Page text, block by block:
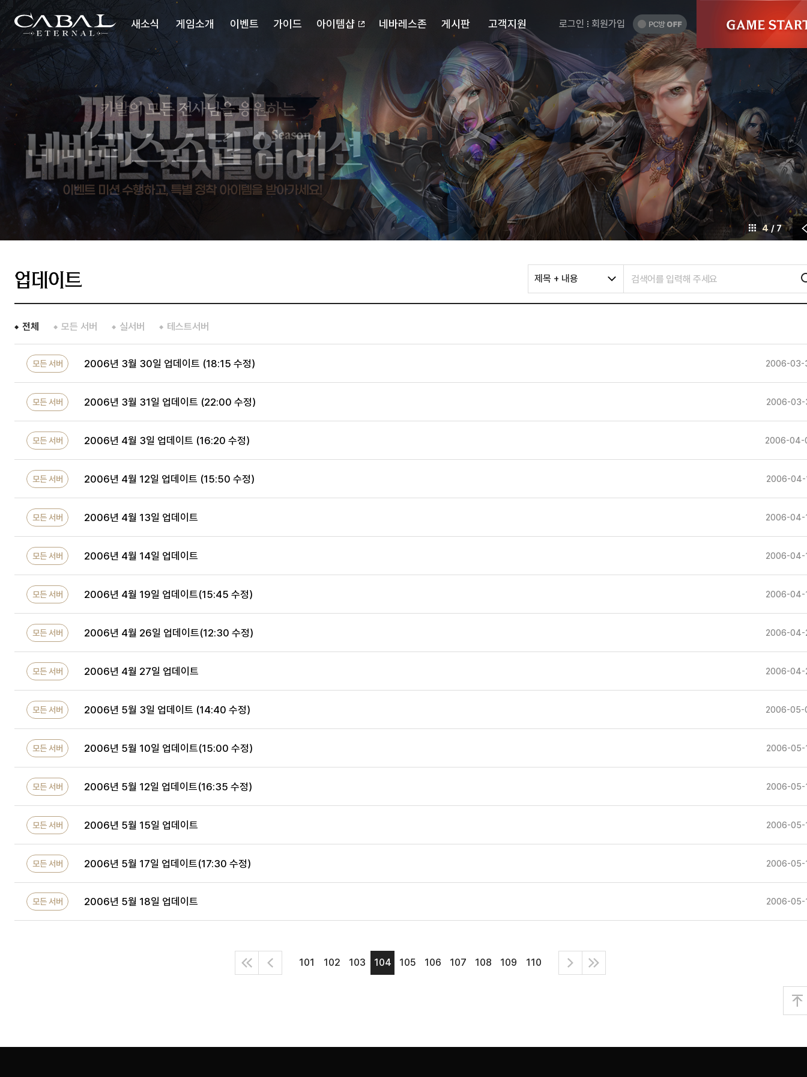
CABAL
TRANSCENDENCE
요
뉴
새소식
이슈 플러스
게임소개
세계관
시놉시스
배틀스타일
미디어
업데이트리뷰
이벤트 가이드 아이템샵 네바레스존
랭킹
게시판
자유게시판
공략게시판
고객지원
다운로드
고객센터
마이페이지
로그인 회원가입
PC
방
OFF
시
작
하
기
스
4 / 7
업데이트 제목 + 내용
전체 모든 서버 실서버 테스트서버
모든 서버 2006년 3월 30일 업데이트 (18:15 수정) 2006-03-
모든 서버 2006년 3월 31일 업데이트 (22:00 수정) 2006-03-
모든 서버 2006년 4월 3일 업데이트 (16:20 수정) 2006-04-
모든 서버 2006년 4월 12일 업데이트 (15:50 수정) 2006-04-
모든 서버 2006년 4월 13일 업데이트 2006-04-
모든 서버 2006년 4월 14일 업데이트 2006-04-
모든 서버 2006년 4월 19일 업데이트(15:45 수정) 2006-04-
모든 서버 2006년 4월 26일 업데이트(12:30 수정) 2006-04-
모든 서버 2006년 4월 27일 업데이트 2006-04-
모든 서버 2006년 5월 3일 업데이트 (14:40 수정) 2006-05-
모든 서버 2006년 5월 10일 업데이트(15:00 수정) 2006-05-
모든 서버 2006년 5월 12일 업데이트(16:35 수정) 2006-05-
모든 서버 2006년 5월 15일 업데이트 2006-05-
모든 서버 2006년 5월 17일 업데이트(17:30 수정) 2006-05-
모든 서버 2006년 5월 18일 업데이트 2006-05-
처
음
이
전
101 102 103 104 105 106 107 108 109 110
다
음
마
지
맨